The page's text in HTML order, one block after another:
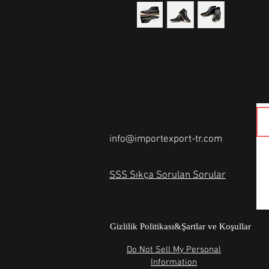
info@importexport-tr.com
SSS Sıkça Sorulan Sorular
Gizlilik Politikası&Şartlar ve Koşullar
Do Not Sell My Personal
Information